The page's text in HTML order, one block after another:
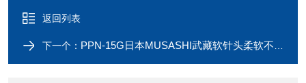
返回列表
下一个： PPN-15G日本MUSASHI武藏软针头柔软不划伤工件点胶